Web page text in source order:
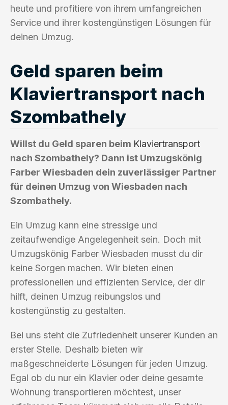
heute und profitiere von ihrem umfangreichen
Service und ihrer kostengünstigen Lösungen für
deinen Umzug.
Geld sparen beim
Klaviertransport nach
Szombathely
Willst du Geld sparen beim Klaviertransport
nach Szombathely? Dann ist Umzugskönig
Farber Wiesbaden dein zuverlässiger Partner
für deinen Umzug von Wiesbaden nach
Szombathely.
Ein Umzug kann eine stressige und
zeitaufwendige Angelegenheit sein. Doch mit
Umzugskönig Farber Wiesbaden musst du dir
keine Sorgen machen. Wir bieten einen
professionellen und effizienten Service, der dir
hilft, deinen Umzug reibungslos und
kostengünstig zu gestalten.
Bei uns steht die Zufriedenheit unserer Kunden an
erster Stelle. Deshalb bieten wir
maßgeschneiderte Lösungen für jeden Umzug.
Egal ob du nur ein Klavier oder deine gesamte
Wohnung transportieren möchtest, unser